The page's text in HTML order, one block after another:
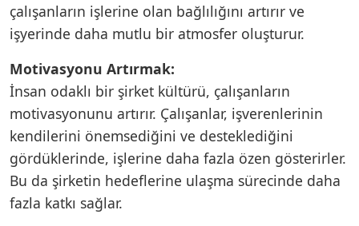
çalışanların işlerine olan bağlılığını artırır ve
işyerinde daha mutlu bir atmosfer oluşturur.
Motivasyonu Artırmak:
İnsan odaklı bir şirket kültürü, çalışanların
motivasyonunu artırır. Çalışanlar, işverenlerinin
kendilerini önemsediğini ve desteklediğini
gördüklerinde, işlerine daha fazla özen gösterirler.
Bu da şirketin hedeflerine ulaşma sürecinde daha
fazla katkı sağlar.